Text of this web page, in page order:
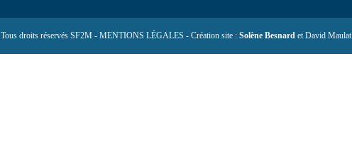
droits réservés SF2M - MENTIONS LÉGALES - Création site : Solène Besnard et David Maulat